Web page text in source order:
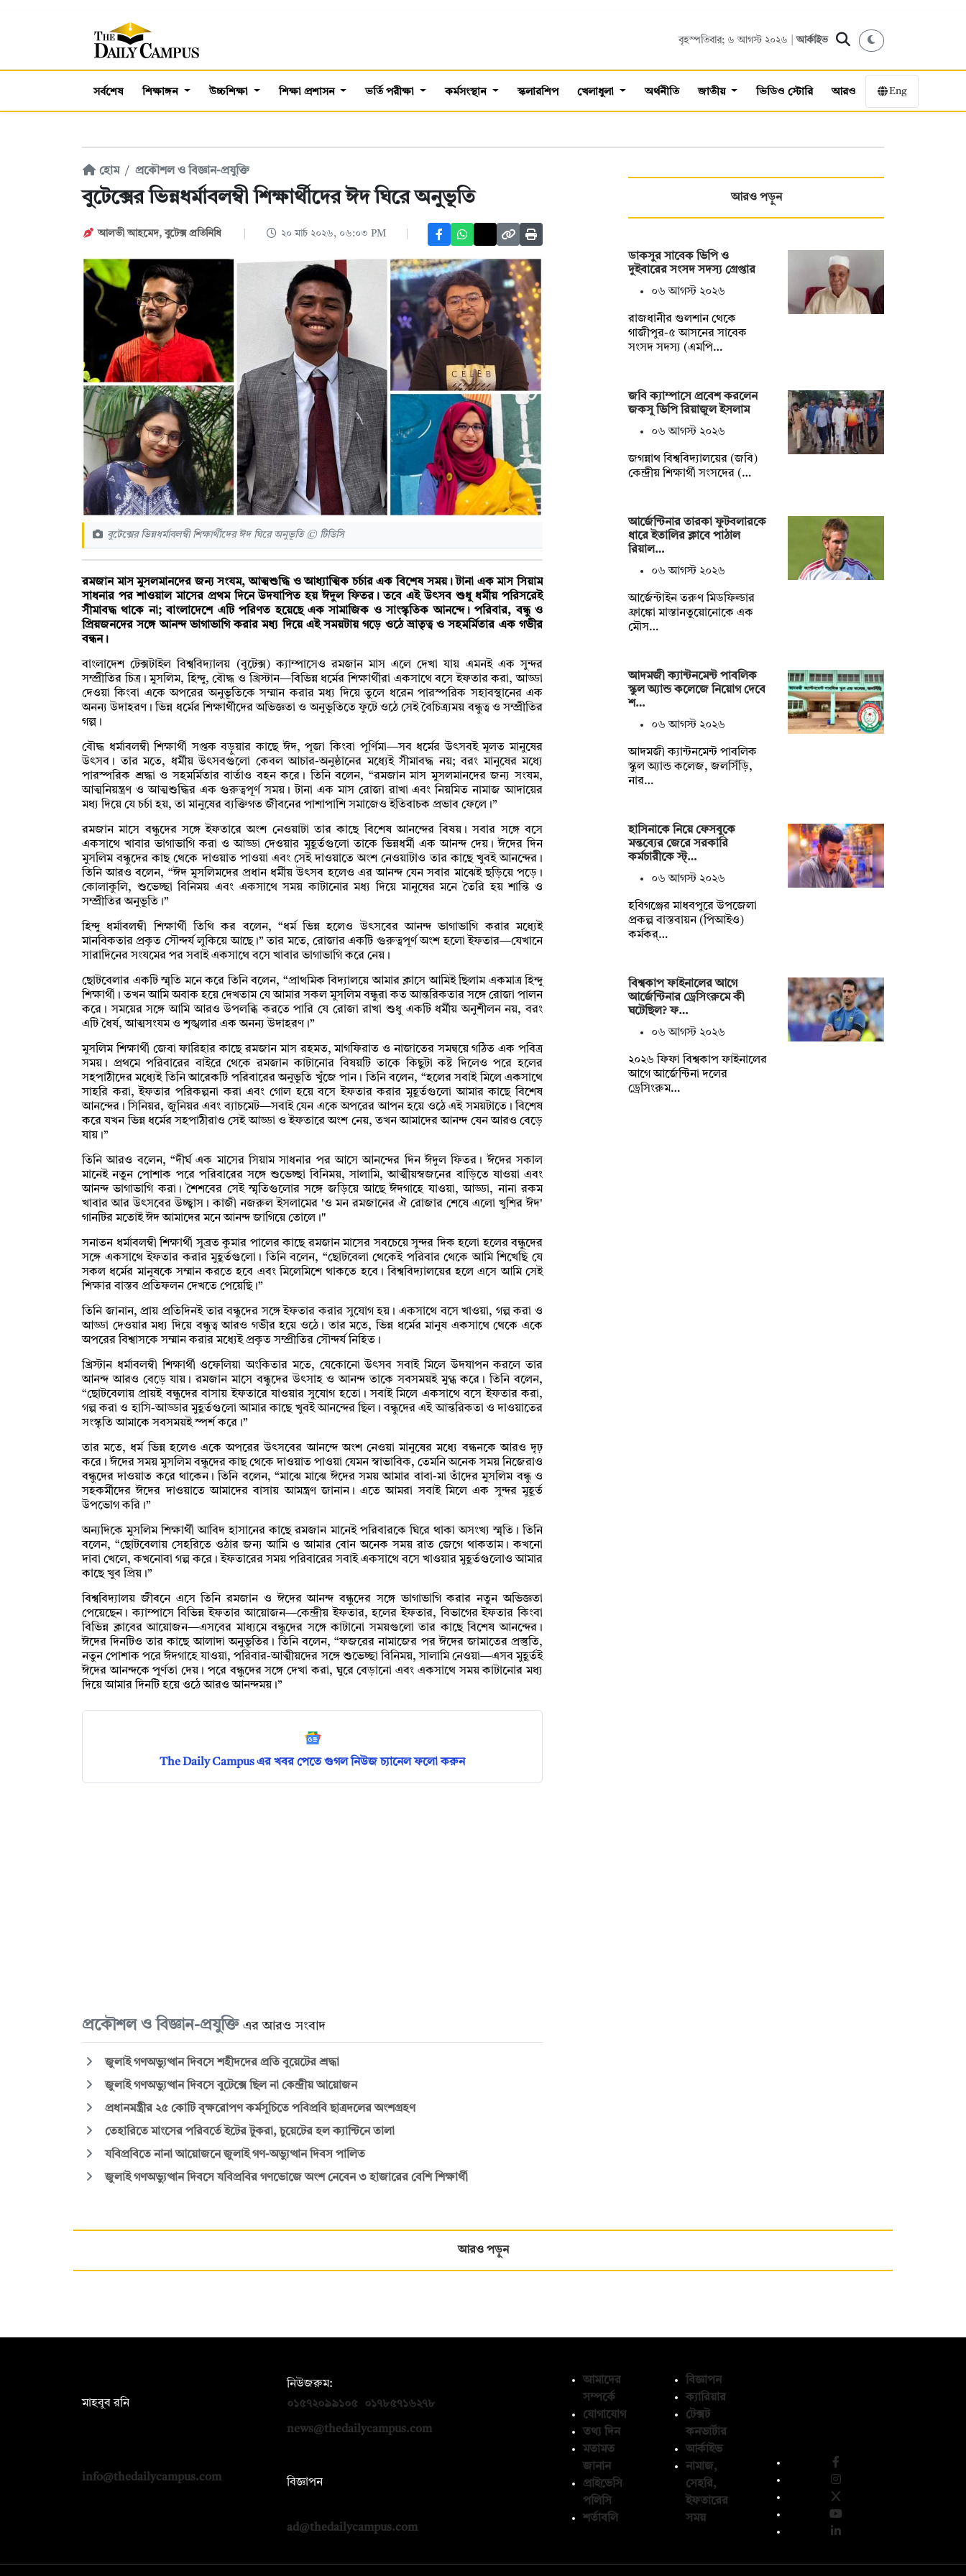
বৃহস্পতিবার; ৬ আগস্ট ২০২৬ |আর্কাইভ
সর্বশেষ শিক্ষাঙ্গন উচ্চশিক্ষা শিক্ষা প্রশাসন ভর্তি পরীক্ষা কর্মসংস্থান স্কলারশিপ খেলাধুলা অর্থনীতি জাতীয় ভিডিও স্টোরি আরও Eng
হোম প্রকৌশল ও বিজ্ঞান-প্রযুক্তি
বুটেক্সের ভিন্নধর্মাবলম্বী শিক্ষার্থীদের ঈদ ঘিরে অনুভূতি
আলভী আহমেদ, বুটেক্স প্রতিনিধি ২০ মার্চ ২০২৬, ০৬:০৩ PM
বুটেক্সের ভিন্নধর্মাবলম্বী শিক্ষার্থীদের ঈদ ঘিরে অনুভূতি © টিডিসি
রমজান মাস মুসলমানদের জন্য সংযম, আত্মশুদ্ধি ও আধ্যাত্মিক চর্চার এক বিশেষ সময়। টানা এক মাস সিয়াম
সাধনার পর শাওয়াল মাসের প্রথম দিনে উদযাপিত হয় ঈদুল ফিতর। তবে এই উৎসব শুধু ধর্মীয় পরিসরেই
সীমাবদ্ধ থাকে না; বাংলাদেশে এটি পরিণত হয়েছে এক সামাজিক ও সাংস্কৃতিক আনন্দে। পরিবার, বন্ধু ও
প্রিয়জনদের সঙ্গে আনন্দ ভাগাভাগি করার মধ্য দিয়ে এই সময়টায় গড়ে ওঠে ভ্রাতৃত্ব ও সহমর্মিতার এক গভীর
বন্ধন।
বাংলাদেশ টেক্সটাইল বিশ্ববিদ্যালয় (বুটেক্স) ক্যাম্পাসেও রমজান মাস এলে দেখা যায় এমনই এক সুন্দর
সম্প্রীতির চিত্র। মুসলিম, হিন্দু, বৌদ্ধ ও খ্রিস্টান—বিভিন্ন ধর্মের শিক্ষার্থীরা একসাথে বসে ইফতার করা, আড্ডা
দেওয়া কিংবা একে অপরের অনুভূতিকে সম্মান করার মধ্য দিয়ে তুলে ধরেন পারস্পরিক সহাবস্থানের এক
অনন্য উদাহরণ। ভিন্ন ধর্মের শিক্ষার্থীদের অভিজ্ঞতা ও অনুভূতিতে ফুটে ওঠে সেই বৈচিত্র্যময় বন্ধুত্ব ও সম্প্রীতির
গল্প।
বৌদ্ধ ধর্মাবলম্বী শিক্ষার্থী সপ্তক বড়ুয়ার কাছে ঈদ, পূজা কিংবা পূর্ণিমা—সব ধর্মের উৎসবই মূলত মানুষের
উৎসব। তার মতে, ধর্মীয় উৎসবগুলো কেবল আচার-অনুষ্ঠানের মধ্যেই সীমাবদ্ধ নয়; বরং মানুষের মধ্যে
পারস্পরিক শ্রদ্ধা ও সহমর্মিতার বার্তাও বহন করে। তিনি বলেন, “রমজান মাস মুসলমানদের জন্য সংযম,
আত্মনিয়ন্ত্রণ ও আত্মশুদ্ধির এক গুরুত্বপূর্ণ সময়। টানা এক মাস রোজা রাখা এবং নিয়মিত নামাজ আদায়ের
মধ্য দিয়ে যে চর্চা হয়, তা মানুষের ব্যক্তিগত জীবনের পাশাপাশি সমাজেও ইতিবাচক প্রভাব ফেলে।”
রমজান মাসে বন্ধুদের সঙ্গে ইফতারে অংশ নেওয়াটা তার কাছে বিশেষ আনন্দের বিষয়। সবার সঙ্গে বসে
একসাথে খাবার ভাগাভাগি করা ও আড্ডা দেওয়ার মুহূর্তগুলো তাকে ভিন্নধর্মী এক আনন্দ দেয়। ঈদের দিন
মুসলিম বন্ধুদের কাছ থেকে দাওয়াত পাওয়া এবং সেই দাওয়াতে অংশ নেওয়াটাও তার কাছে খুবই আনন্দের।
তিনি আরও বলেন, “ঈদ মুসলিমদের প্রধান ধর্মীয় উৎসব হলেও এর আনন্দ যেন সবার মাঝেই ছড়িয়ে পড়ে।
কোলাকুলি, শুভেচ্ছা বিনিময় এবং একসাথে সময় কাটানোর মধ্য দিয়ে মানুষের মনে তৈরি হয় শান্তি ও
সম্প্রীতির অনুভূতি।”
হিন্দু ধর্মাবলম্বী শিক্ষার্থী তিথি কর বলেন, “ধর্ম ভিন্ন হলেও উৎসবের আনন্দ ভাগাভাগি করার মধ্যেই
মানবিকতার প্রকৃত সৌন্দর্য লুকিয়ে আছে।” তার মতে, রোজার একটি গুরুত্বপূর্ণ অংশ হলো ইফতার—যেখানে
সারাদিনের সংযমের পর সবাই একসাথে বসে খাবার ভাগাভাগি করে নেয়।
ছোটবেলার একটি স্মৃতি মনে করে তিনি বলেন, “প্রাথমিক বিদ্যালয়ে আমার ক্লাসে আমিই ছিলাম একমাত্র হিন্দু
শিক্ষার্থী। তখন আমি অবাক হয়ে দেখতাম যে আমার সকল মুসলিম বন্ধুরা কত আন্তরিকতার সঙ্গে রোজা পালন
করে। সময়ের সঙ্গে আমি আরও উপলব্ধি করতে পারি যে রোজা রাখা শুধু একটি ধর্মীয় অনুশীলন নয়, বরং
এটি ধৈর্য, আত্মসংযম ও শৃঙ্খলার এক অনন্য উদাহরণ।”
মুসলিম শিক্ষার্থী জেবা ফারিহার কাছে রমজান মাস রহমত, মাগফিরাত ও নাজাতের সমন্বয়ে গঠিত এক পবিত্র
সময়। প্রথমে পরিবারের বাইরে থেকে রমজান কাটানোর বিষয়টি তাকে কিছুটা কষ্ট দিলেও পরে হলের
সহপাঠীদের মধ্যেই তিনি আরেকটি পরিবারের অনুভূতি খুঁজে পান। তিনি বলেন, “হলের সবাই মিলে একসাথে
সাহরি করা, ইফতার পরিকল্পনা করা এবং গোল হয়ে বসে ইফতার করার মুহূর্তগুলো আমার কাছে বিশেষ
আনন্দের। সিনিয়র, জুনিয়র এবং ব্যাচমেট—সবাই যেন একে অপরের আপন হয়ে ওঠে এই সময়টাতে। বিশেষ
করে যখন ভিন্ন ধর্মের সহপাঠীরাও সেই আড্ডা ও ইফতারে অংশ নেয়, তখন আমাদের আনন্দ যেন আরও বেড়ে
যায়।”
তিনি আরও বলেন, “দীর্ঘ এক মাসের সিয়াম সাধনার পর আসে আনন্দের দিন ঈদুল ফিতর। ঈদের সকাল
মানেই নতুন পোশাক পরে পরিবারের সঙ্গে শুভেচ্ছা বিনিময়, সালামি, আত্মীয়স্বজনের বাড়িতে যাওয়া এবং
আনন্দ ভাগাভাগি করা। শৈশবের সেই স্মৃতিগুলোর সঙ্গে জড়িয়ে আছে ঈদগাহে যাওয়া, আড্ডা, নানা রকম
খাবার আর উৎসবের উচ্ছ্বাস। কাজী নজরুল ইসলামের 'ও মন রমজানের ঐ রোজার শেষে এলো খুশির ঈদ'
গানটির মতোই ঈদ আমাদের মনে আনন্দ জাগিয়ে তোলে।"
সনাতন ধর্মাবলম্বী শিক্ষার্থী সুব্রত কুমার পালের কাছে রমজান মাসের সবচেয়ে সুন্দর দিক হলো হলের বন্ধুদের
সঙ্গে একসাথে ইফতার করার মুহূর্তগুলো। তিনি বলেন, “ছোটবেলা থেকেই পরিবার থেকে আমি শিখেছি যে
সকল ধর্মের মানুষকে সম্মান করতে হবে এবং মিলেমিশে থাকতে হবে। বিশ্ববিদ্যালয়ের হলে এসে আমি সেই
শিক্ষার বাস্তব প্রতিফলন দেখতে পেয়েছি।”
তিনি জানান, প্রায় প্রতিদিনই তার বন্ধুদের সঙ্গে ইফতার করার সুযোগ হয়। একসাথে বসে খাওয়া, গল্প করা ও
আড্ডা দেওয়ার মধ্য দিয়ে বন্ধুত্ব আরও গভীর হয়ে ওঠে। তার মতে, ভিন্ন ধর্মের মানুষ একসাথে থেকে একে
অপরের বিশ্বাসকে সম্মান করার মধ্যেই প্রকৃত সম্প্রীতির সৌন্দর্য নিহিত।
খ্রিস্টান ধর্মাবলম্বী শিক্ষার্থী ওফেলিয়া অংকিতার মতে, যেকোনো উৎসব সবাই মিলে উদযাপন করলে তার
আনন্দ আরও বেড়ে যায়। রমজান মাসে বন্ধুদের উৎসাহ ও আনন্দ তাকে সবসময়ই মুগ্ধ করে। তিনি বলেন,
“ছোটবেলায় প্রায়ই বন্ধুদের বাসায় ইফতারে যাওয়ার সুযোগ হতো। সবাই মিলে একসাথে বসে ইফতার করা,
গল্প করা ও হাসি-আড্ডার মুহূর্তগুলো আমার কাছে খুবই আনন্দের ছিল। বন্ধুদের এই আন্তরিকতা ও দাওয়াতের
সংস্কৃতি আমাকে সবসময়ই স্পর্শ করে।”
তার মতে, ধর্ম ভিন্ন হলেও একে অপরের উৎসবের আনন্দে অংশ নেওয়া মানুষের মধ্যে বন্ধনকে আরও দৃঢ়
করে। ঈদের সময় মুসলিম বন্ধুদের কাছ থেকে দাওয়াত পাওয়া যেমন স্বাভাবিক, তেমনি অনেক সময় নিজেরাও
বন্ধুদের দাওয়াত করে থাকেন। তিনি বলেন, “মাঝে মাঝে ঈদের সময় আমার বাবা-মা তাঁদের মুসলিম বন্ধু ও
সহকর্মীদের ঈদের দাওয়াতে আমাদের বাসায় আমন্ত্রণ জানান। এতে আমরা সবাই মিলে এক সুন্দর মুহূর্ত
উপভোগ করি।”
অন্যদিকে মুসলিম শিক্ষার্থী আবিদ হাসানের কাছে রমজান মানেই পরিবারকে ঘিরে থাকা অসংখ্য স্মৃতি। তিনি
বলেন, “ছোটবেলায় সেহরিতে ওঠার জন্য আমি ও আমার বোন অনেক সময় রাত জেগে থাকতাম। কখনো
দাবা খেলে, কখনোবা গল্প করে। ইফতারের সময় পরিবারের সবাই একসাথে বসে খাওয়ার মুহূর্তগুলোও আমার
কাছে খুব প্রিয়।”
বিশ্ববিদ্যালয় জীবনে এসে তিনি রমজান ও ঈদের আনন্দ বন্ধুদের সঙ্গে ভাগাভাগি করার নতুন অভিজ্ঞতা
পেয়েছেন। ক্যাম্পাসে বিভিন্ন ইফতার আয়োজন—কেন্দ্রীয় ইফতার, হলের ইফতার, বিভাগের ইফতার কিংবা
বিভিন্ন ক্লাবের আয়োজন—এসবের মাধ্যমে বন্ধুদের সঙ্গে কাটানো সময়গুলো তার কাছে বিশেষ আনন্দের।
ঈদের দিনটিও তার কাছে আলাদা অনুভূতির। তিনি বলেন, “ফজরের নামাজের পর ঈদের জামাতের প্রস্তুতি,
নতুন পোশাক পরে ঈদগাহে যাওয়া, পরিবার-আত্মীয়দের সঙ্গে শুভেচ্ছা বিনিময়, সালামি নেওয়া—এসব মুহূর্তই
ঈদের আনন্দকে পূর্ণতা দেয়। পরে বন্ধুদের সঙ্গে দেখা করা, ঘুরে বেড়ানো এবং একসাথে সময় কাটানোর মধ্য
দিয়ে আমার দিনটি হয়ে ওঠে আরও আনন্দময়।”
The Daily Campus এর খবর পেতে গুগল নিউজ চ্যানেল ফলো করুন
প্রকৌশল ও বিজ্ঞান-প্রযুক্তি এর আরও সংবাদ
জুলাই গণঅভ্যুত্থান দিবসে শহীদদের প্রতি বুয়েটের শ্রদ্ধা
জুলাই গণঅভ্যুত্থান দিবসে বুটেক্সে ছিল না কেন্দ্রীয় আয়োজন
প্রধানমন্ত্রীর ২৫ কোটি বৃক্ষরোপণ কর্মসূচিতে পবিপ্রবি ছাত্রদলের অংশগ্রহণ
তেহারিতে মাংসের পরিবর্তে ইটের টুকরা, চুয়েটের হল ক্যান্টিনে তালা
যবিপ্রবিতে নানা আয়োজনে জুলাই গণ-অভ্যুত্থান দিবস পালিত
জুলাই গণঅভ্যুত্থান দিবসে যবিপ্রবির গণভোজে অংশ নেবেন ৩ হাজারের বেশি শিক্ষার্থী
আরও পড়ুন
ডাকসুর সাবেক ভিপি ও
দুইবারের সংসদ সদস্য গ্রেপ্তার
০৬ আগস্ট ২০২৬
রাজধানীর গুলশান থেকে
গাজীপুর-৫ আসনের সাবেক
সংসদ সদস্য (এমপি…
জবি ক্যাম্পাসে প্রবেশ করলেন
জকসু ভিপি রিয়াজুল ইসলাম
০৬ আগস্ট ২০২৬
জগন্নাথ বিশ্ববিদ্যালয়ের (জবি)
কেন্দ্রীয় শিক্ষার্থী সংসদের (…
আর্জেন্টিনার তারকা ফুটবলারকে
ধারে ইতালির ক্লাবে পাঠাল
রিয়াল…
০৬ আগস্ট ২০২৬
আর্জেন্টাইন তরুণ মিডফিল্ডার
ফ্রাঙ্কো মাস্তানতুয়োনোকে এক
মৌস…
আদমজী ক্যান্টনমেন্ট পাবলিক
স্কুল অ্যান্ড কলেজে নিয়োগ দেবে
শ…
০৬ আগস্ট ২০২৬
আদমজী ক্যান্টনমেন্ট পাবলিক
স্কুল অ্যান্ড কলেজ, জলসিঁড়ি,
নার…
হাসিনাকে নিয়ে ফেসবুকে
মন্তব্যের জেরে সরকারি
কর্মচারীকে স্ট্…
০৬ আগস্ট ২০২৬
হবিগঞ্জের মাধবপুরে উপজেলা
প্রকল্প বাস্তবায়ন (পিআইও)
কর্মকর্…
বিশ্বকাপ ফাইনালের আগে
আর্জেন্টিনার ড্রেসিংরুমে কী
ঘটেছিল? ফ…
০৬ আগস্ট ২০২৬
২০২৬ ফিফা বিশ্বকাপ ফাইনালের
আগে আর্জেন্টিনা দলের
ড্রেসিংরুম…
আরও পড়ুন
মাহবুব রনি
info@thedailycampus.com
নিউজরুম:
০১৫৭২০৯৯১০৫
০১৭৮৫৭১৬২৭৮
news@thedailycampus.com
বিজ্ঞাপন
ad@thedailycampus.com
আমাদের
সম্পর্কে
যোগাযোগ
তথ্য দিন
মতামত
জানান
প্রাইভেসি
পলিসি
শর্তাবলি
বিজ্ঞাপন
ক্যারিয়ার
টেক্সট
কনভার্টার
আর্কাইভ
নামাজ,
সেহরি,
ইফতারের
সময়